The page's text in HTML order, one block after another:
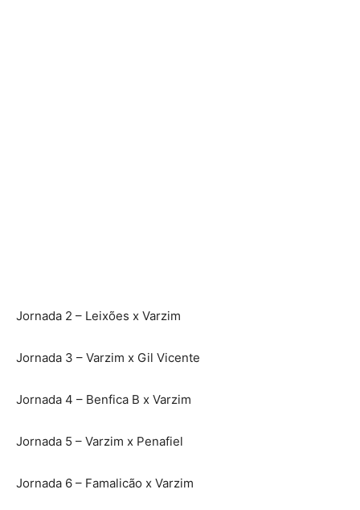
Jornada 2 – Leixões x Varzim
Jornada 3 – Varzim x Gil Vicente
Jornada 4 – Benfica B x Varzim
Jornada 5 – Varzim x Penafiel
Jornada 6 – Famalicão x Varzim